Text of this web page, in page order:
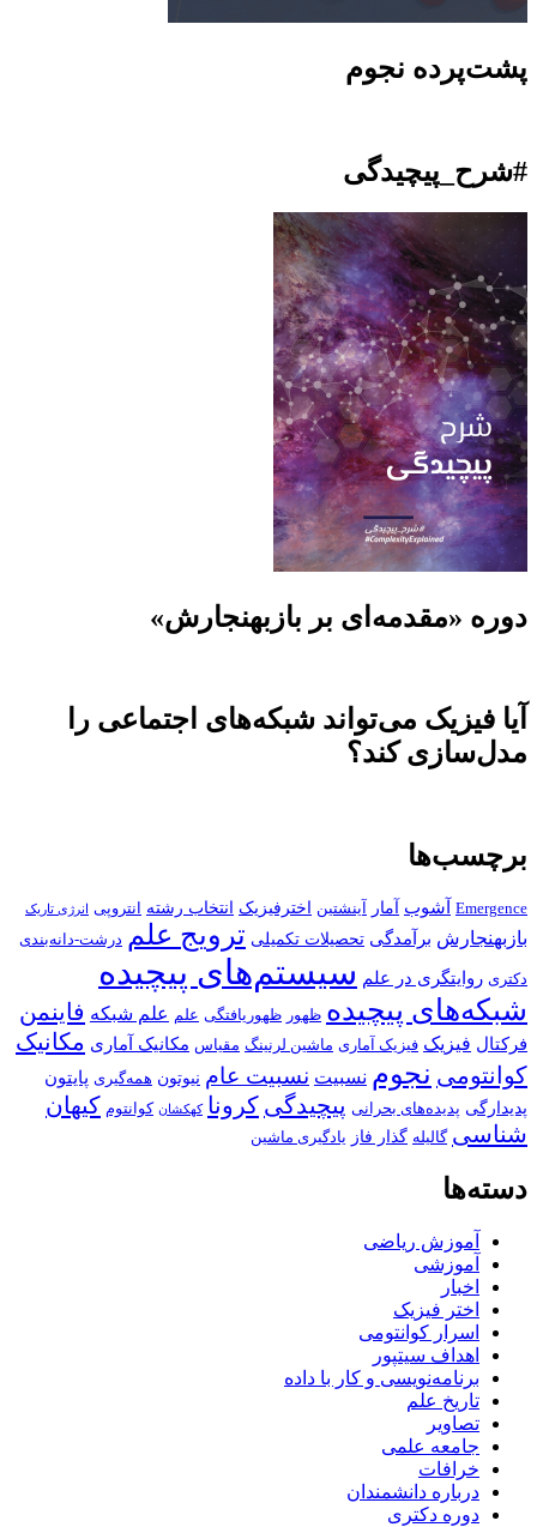
پشت‌پرده نجوم
#شرح_پیچیدگی
دوره «مقدمه‌ای بر بازبهنجارش»
آیا فیزیک می‌تواند شبکه‌های اجتماعی را
مدل‌سازی کند؟
برچسب‌ها
Emergence آشوب آمار آینشتین اخترفیزیک انتخاب رشته انتروپی انرژی تاریک
بازبهنجارش برآمدگی تحصیلات تکمیلی ترویج علم درشت-دانه‌بندی
دکتری روایتگری در علم سیستم‌های پیچیده
شبکه‌های پیچیده ظهور ظهوریافتگی علم علم شبکه فاینمن
فرکتال فیزیک فیزیک آماری ماشین لرنینگ مقیاس مکانیک آماری مکانیک
کوانتومی نجوم نسبیت نسبیت عام نیوتون همه‌گیری پایتون
پدیدارگی پدیده‌های بحرانی پیچیدگی کرونا کهکشان کوانتوم کیهان
شناسی گالیله گذار فاز یادگیری ماشین
دسته‌ها
آموزش ریاضی
آموزشی
اخبار
اختر فیزیک
اسرار کوانتومی
اهداف سیتپور
برنامه‌نویسی و کار با داده
تاریخ علم
تصاویر
جامعه علمی
خرافات
درباره دانشمندان
دوره دکتری